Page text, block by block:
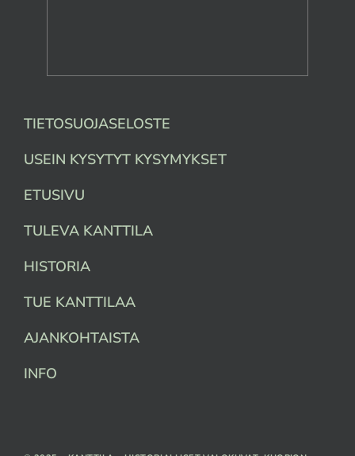
TIETOSUOJASELOSTE
USEIN KYSYTYT KYSYMYKSET
ETUSIVU
TULEVA KANTTILA
HISTORIA
TUE KANTTILAA
AJANKOHTAISTA
INFO